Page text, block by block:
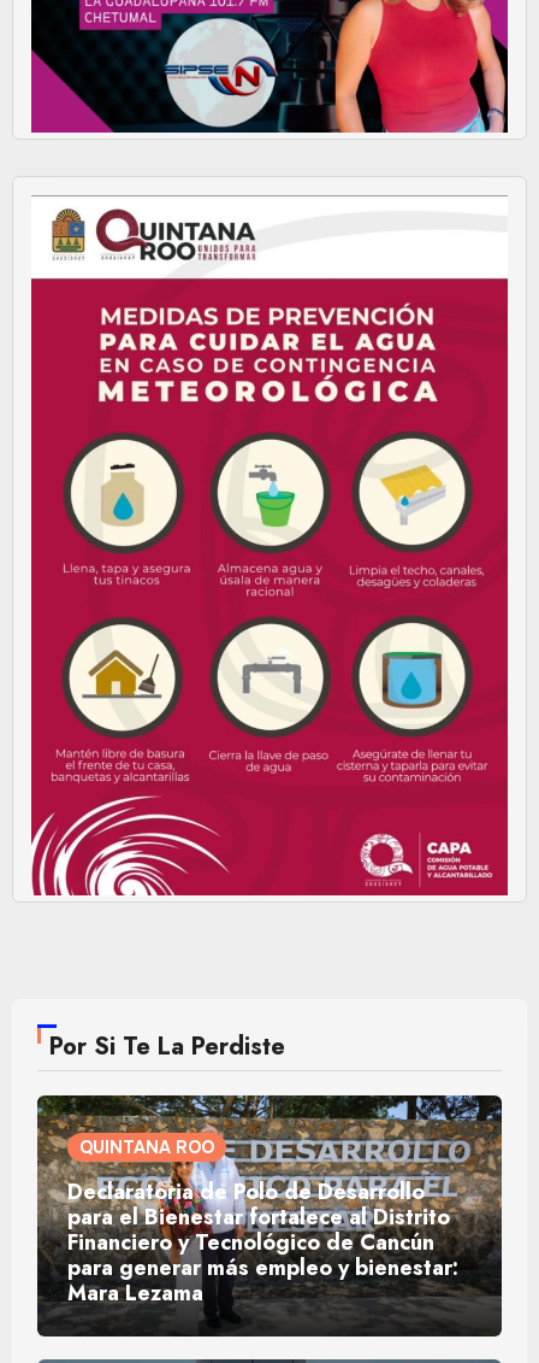
Por Si Te La Perdiste
QUINTANA ROO
Declaratoria de Polo de Desarrollo
para el Bienestar fortalece al Distrito
Financiero y Tecnológico de Cancún
para generar más empleo y bienestar:
Mara Lezama